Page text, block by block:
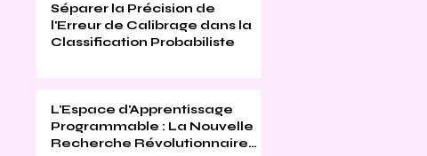
Séparer la Précision de
l'Erreur de Calibrage dans la
Classification Probabiliste
L'Espace d'Apprentissage
Programmable : La Nouvelle
Recherche Révolutionnaire